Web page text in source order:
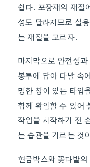
쉽다. 포장재의 재질
성도 달라지므로 실
는 재질을 고르자.
마지막으로 안전성
봉투에 담아 다발 속
명한 창이 있는 타입
함께 확인할 수 있어
작업을 시작하기 전
는 습관을 기르는 것
현금박스와 꽃다발